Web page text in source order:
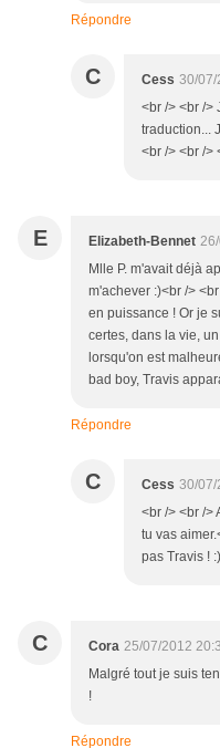
Répondre
C Cess 30/07/
<br /> <br />
traduction...
<br /> <br />
E Elizabeth-Bennet
Mlle P. m'avait déjà
m'achever :)<br />
en puissance ! Or je
certes, dans la vie,
lorsqu'on est
bad boy, Travis
Répondre
C Cess 30/07/
<br /> <br />
tu vas
pas Travis !
C Cora 25/07/2012
Malgré tout je suis
!
Répondre